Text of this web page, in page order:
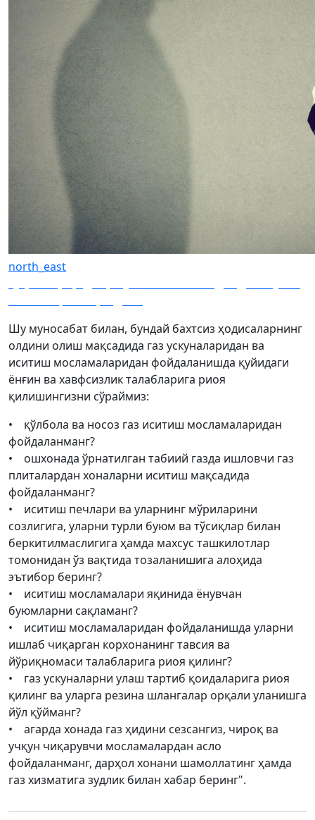
north_east
Шу муносабат билан, бундай бахтсиз ҳодисаларнинг
олдини олиш мақсадида газ ускуналаридан ва
иситиш мосламаларидан фойдаланишда қуйидаги
ёнғин ва хавфсизлик талабларига риоя
қилишингизни сўраймиз:
• қўлбола ва носоз газ иситиш мосламаларидан
фойдаланманг?
• ошхонада ўрнатилган табиий газда ишловчи газ
плиталардан хоналарни иситиш мақсадида
фойдаланманг?
• иситиш печлари ва уларнинг мўриларини
созлигига, уларни турли буюм ва тўсиқлар билан
беркитилмаслигига ҳамда махсус ташкилотлар
томонидан ўз вақтида тозаланишига алоҳида
эътибор беринг?
• иситиш мосламалари яқинида ёнувчан
буюмларни сақламанг?
• иситиш мосламаларидан фойдаланишда уларни
ишлаб чиқарган корхонанинг тавсия ва
йўриқномаси талабларига риоя қилинг?
• газ ускуналарни улаш тартиб қоидаларига риоя
қилинг ва уларга резина шлангалар орқали уланишга
йўл қўйманг?
• агарда хонада газ ҳидини сезсангиз, чироқ ва
учқун чиқарувчи мосламалардан асло
фойдаланманг, дарҳол хонани шамоллатинг ҳамда
газ хизматига зудлик билан хабар беринг".